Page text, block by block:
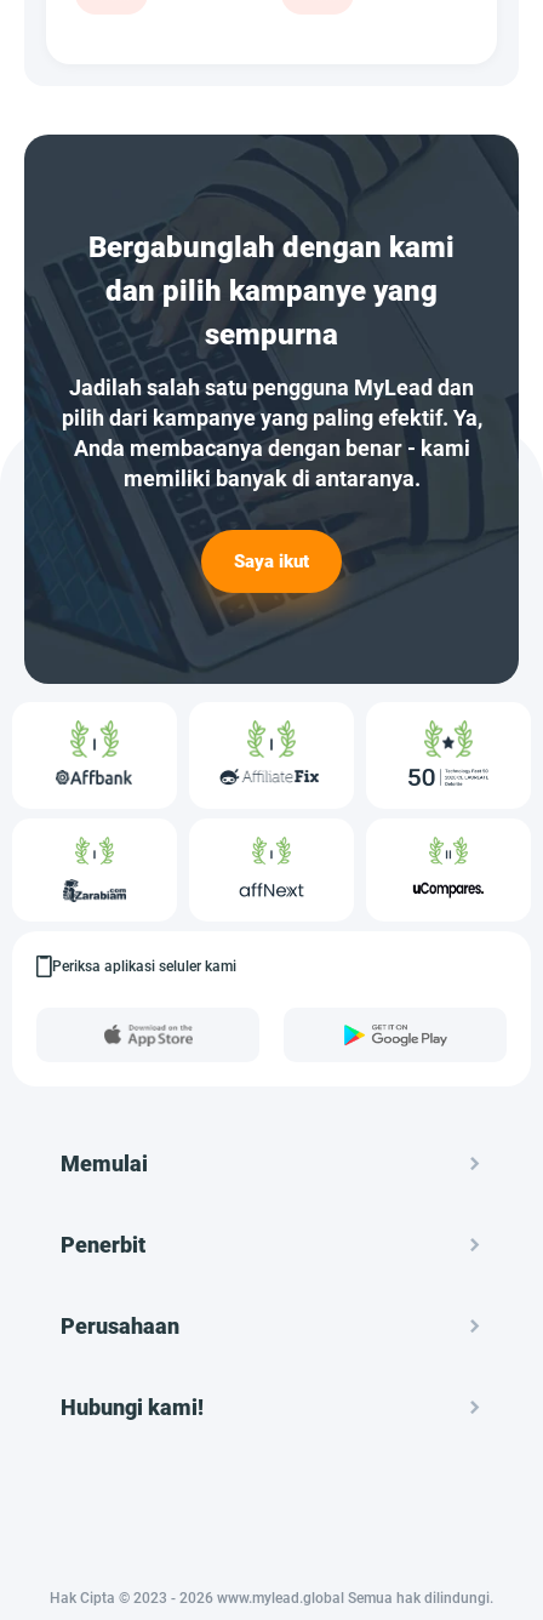
Bergabunglah dengan kami
dan pilih kampanye yang
sempurna
Jadilah salah satu pengguna MyLead dan
pilih dari kampanye yang paling efektif. Ya,
Anda membacanya dengan benar - kami
memiliki banyak di antaranya.
Saya ikut
Periksa aplikasi seluler kami
Memulai
Penerbit
Perusahaan
Hubungi kami!
Hak Cipta © 2023 - 2026 www.mylead.global Semua hak dilindungi.